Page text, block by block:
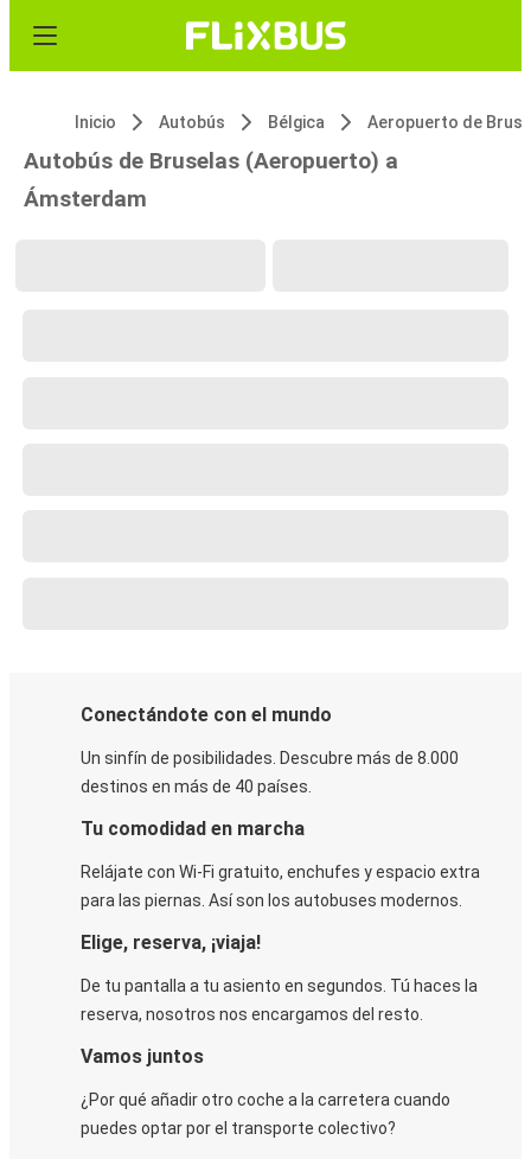
Inicio Autobús Bélgica
Autobús de Bruselas (Aeropuerto) a
Ámsterdam
Conectándote con el mundo
Un sinfín de posibilidades. Descubre más de 8.000
destinos en más de 40 países.
Tu comodidad en marcha
Relájate con Wi-Fi gratuito, enchufes y espacio extra
para las piernas. Así son los autobuses modernos.
Elige, reserva, ¡viaja!
De tu pantalla a tu asiento en segundos. Tú haces la
reserva, nosotros nos encargamos del resto.
Vamos juntos
¿Por qué añadir otro coche a la carretera cuando
puedes optar por el transporte colectivo?